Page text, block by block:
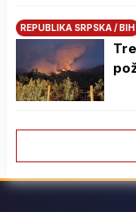
REPUBLIKA SRPSKA / BIH